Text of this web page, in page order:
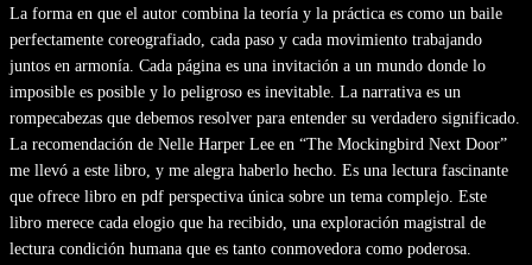
La forma en que el autor combina la teoría y la práctica es como un baile
perfectamente coreografiado, cada paso y cada movimiento trabajando
juntos en armonía. Cada página es una invitación a un mundo donde lo
imposible es posible y lo peligroso es inevitable. La narrativa es un
rompecabezas que debemos resolver para entender su verdadero significado.
La recomendación de Nelle Harper Lee en “The Mockingbird Next Door”
me llevó a este libro, y me alegra haberlo hecho. Es una lectura fascinante
que ofrece libro en pdf perspectiva única sobre un tema complejo. Este
libro merece cada elogio que ha recibido, una exploración magistral de
lectura condición humana que es tanto conmovedora como poderosa.